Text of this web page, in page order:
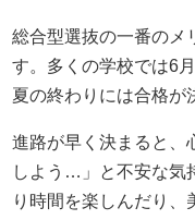
総合型選抜の一番のメ
す。多くの学校では6
夏の終わりには合格が
進路が早く決まると、
しよう…」と不安な気
り時間を楽しんだり、